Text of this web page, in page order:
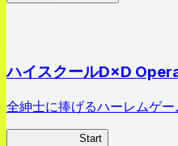
ハイスクールD×D
全紳士に捧げるハーレムゲー
Start